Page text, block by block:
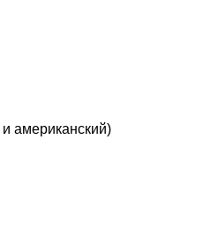
американский)